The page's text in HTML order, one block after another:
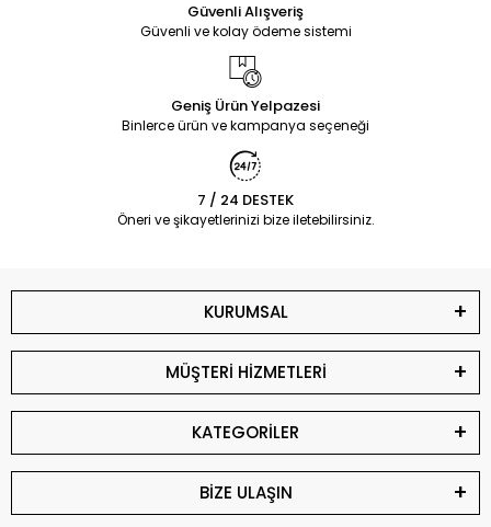
Güvenli Alışveriş
Güvenli ve kolay ödeme sistemi
Geniş Ürün Yelpazesi
Binlerce ürün ve kampanya seçeneği
7 / 24 DESTEK
Öneri ve şikayetlerinizi bize iletebilirsiniz.
KURUMSAL
MÜŞTERİ HİZMETLERİ
KATEGORİLER
BİZE ULAŞIN